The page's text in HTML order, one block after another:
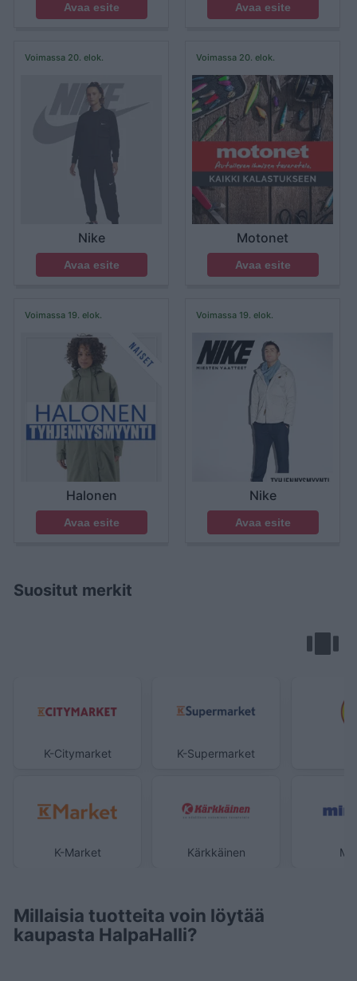
Avaa esite Avaa esite
Voimassa 20. elok.
Nike
Avaa esite
Voimassa 20. elok.
Motonet
Avaa esite
Voimassa 19. elok.
Halonen
Avaa esite
Voimassa 19. elok.
Nike
Avaa esite
Suositut merkit
K-Citymarket
K-Market
K-Supermarket
Kärkkäinen
Millaisia tuotteita voin löytää
kaupasta HalpaHalli?